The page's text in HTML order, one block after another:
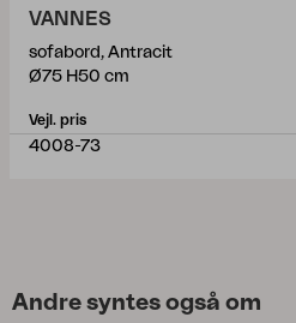
VANNES
sofabord, Antracit
Ø75 H50 cm
Vejl. pris
4008-73
Andre syntes også om